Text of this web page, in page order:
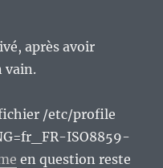
après avoir
vain.
fichier /etc/profile
ISO8859-
en question reste